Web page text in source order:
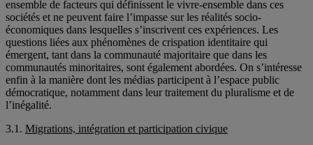
ensemble de facteurs qui définissent le vivre-ensemble dans ces
sociétés et ne peuvent faire l’impasse sur les réalités socio-
économiques dans lesquelles s’inscrivent ces expériences. Les
questions liées aux phénomènes de crispation identitaire qui
émergent, tant dans la communauté majoritaire que dans les
communautés minoritaires, sont également abordées. On s’intéresse
enfin à la manière dont les médias participent à l’espace public
démocratique, notamment dans leur traitement du pluralisme et de
l’inégalité.
3.1. Migrations, intégration et participation civique